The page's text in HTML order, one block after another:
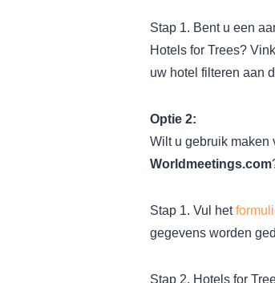
Stap 1. Bent u een
Hotels for Trees?
uw hotel filteren aan
Optie 2:
Wilt u gebruik maken
Worldmeetings.com
Stap 1. Vul het
gegevens worden
Stap 2. Hotels for